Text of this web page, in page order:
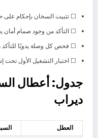
☐ تثبيت السخان بإحكام على
☐ التأكد من وجود صمام أمان
☐ فحص كل وصلة يدويًا للتأكد
☐ اختبار التشغيل الأول تحت
جدول: أعطال
ديراب
العطل